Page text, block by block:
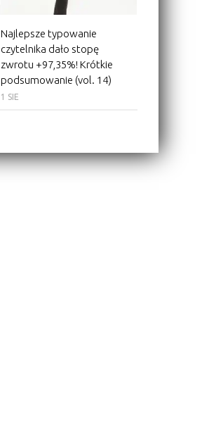
Najlepsze typowanie
czytelnika dało stopę
zwrotu +97,35%! Krótkie
podsumowanie (vol. 14)
1 SIE